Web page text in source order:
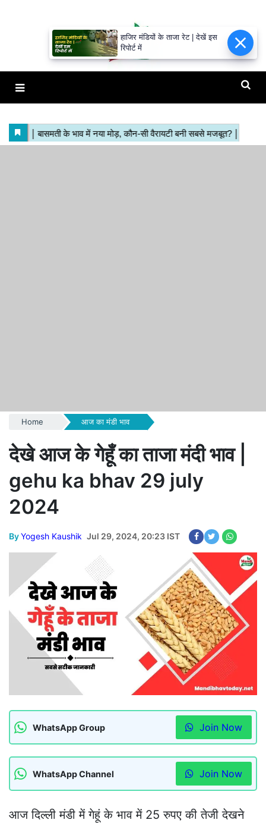
Home आज का मंडी भाव
देखे आज के गेहूँ का ताजा मंदी भाव |
gehu ka bhav 29 july
2024
ByYogesh Kaushik Jul 29, 2024, 20:23 IST
WhatsApp Group Join Now
WhatsApp Channel Join Now
आज दिल्ली मंडी में गेहूं के भाव में 25 रुपए की तेजी देखने
हाजिर मंडियों के ताजा रेट | देखें इस
रिपोर्ट में